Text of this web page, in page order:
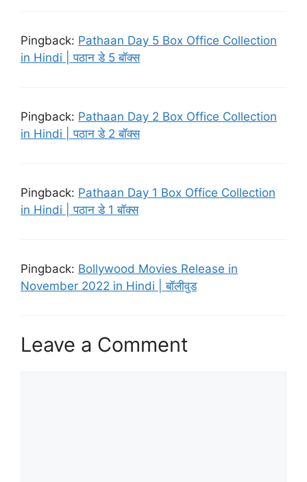
Pingback: Pathaan Day 5 Box Office Collection
in Hindi | पठान डे 5 बॉक्स
Pingback: Pathaan Day 2 Box Office Collection
in Hindi | पठान डे 2 बॉक्स
Pingback: Pathaan Day 1 Box Office Collection
in Hindi | पठान डे 1 बॉक्स
Pingback: Bollywood Movies Release in
November 2022 in Hindi | बॉलीवुड
Leave a Comment